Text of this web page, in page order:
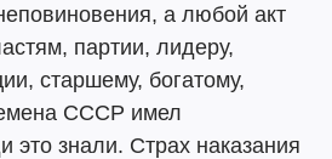
а любой акт
партии, лидеру,
старшему, богатому,
СССР имел
это знали. Страх наказания